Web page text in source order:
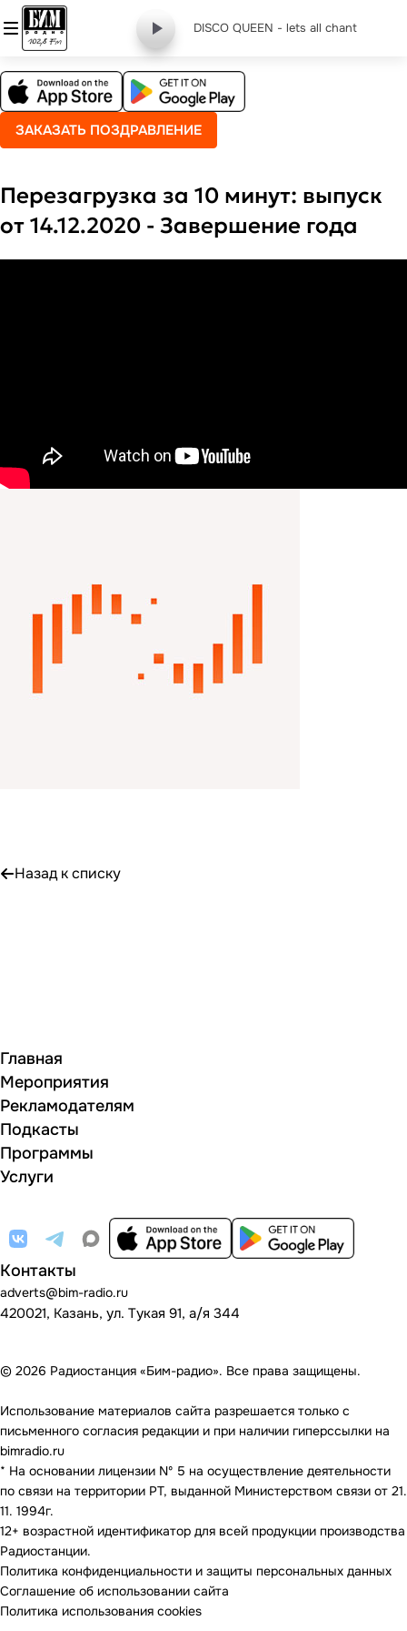
DISCO QUEEN - lets all chant
ЗАКАЗАТЬ ПОЗДРАВЛЕНИЕ
Перезагрузка за 10 минут: выпуск
от 14.12.2020 - Завершение года
Назад к списку
Главная
Мероприятия
Рекламодателям
Подкасты
Программы
Услуги
Контакты
adverts@bim-radio.ru
420021, Казань, ул. Тукая 91, а/я 344
© 2026 Радиостанция «Бим-радио». Все права защищены.
Использование материалов сайта разрешается только с
письменного согласия редакции и при наличии гиперссылки на
bimradio.ru
* На основании лицензии Nº 5 на осуществление деятельности
по связи на территории РТ, выданной Министерством связи от 21.
11. 1994г.
12+ возрастной идентификатор для всей продукции производства
Радиостанции.
Политика конфиденциальности и защиты персональных данных
Соглашение об использовании сайта
Политика использования cookies